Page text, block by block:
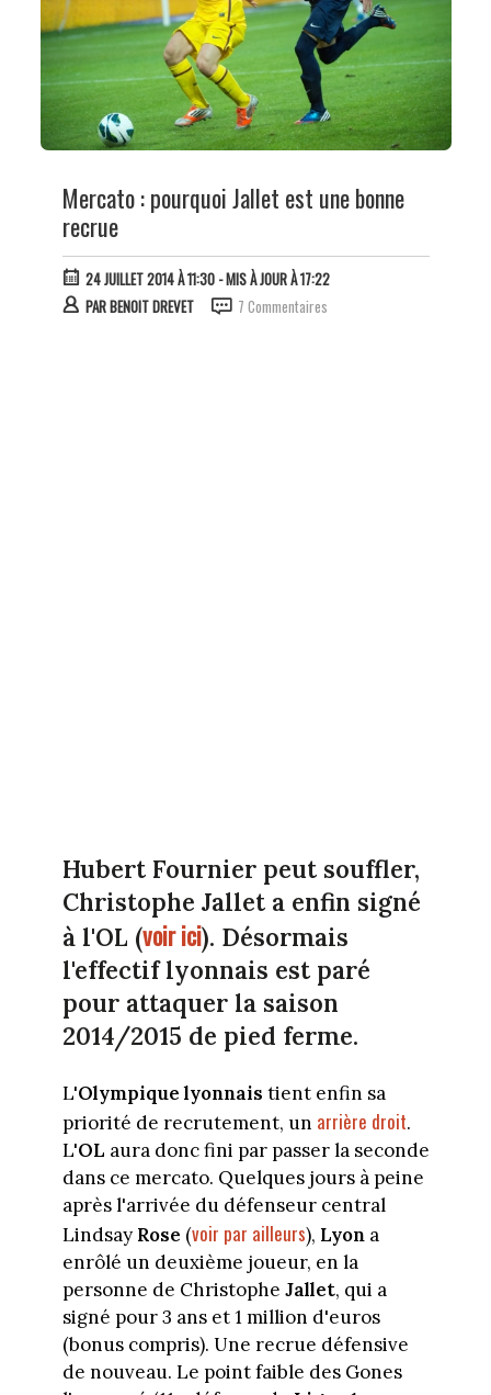
Mercato : pourquoi Jallet est une bonne
recrue
24 JUILLET 2014 À 11:30- MIS À JOUR À 17:22
PARBENOIT DREVET 7 Commentaires
Hubert Fournierpeut souffler,
Christophe Jallet a enfin signé
à l'OL (voir ici). Désormais
l'effectif lyonnais est paré
pour attaquer la saison
2014/2015 de pied ferme.
L'Olympique lyonnais tient enfin sa
priorité de recrutement, un arrière droit.
L'OL aura donc fini par passer la seconde
dans ce mercato. Quelques jours à peine
après l'arrivée du défenseur central
Lindsay Rose (voir par ailleurs), Lyona
enrôlé un deuxième joueur, en la
personne de Christophe Jallet, qui a
signé pour 3 ans et 1 million d'euros
(bonus compris). Une recrue défensive
de nouveau. Le point faible des Gones